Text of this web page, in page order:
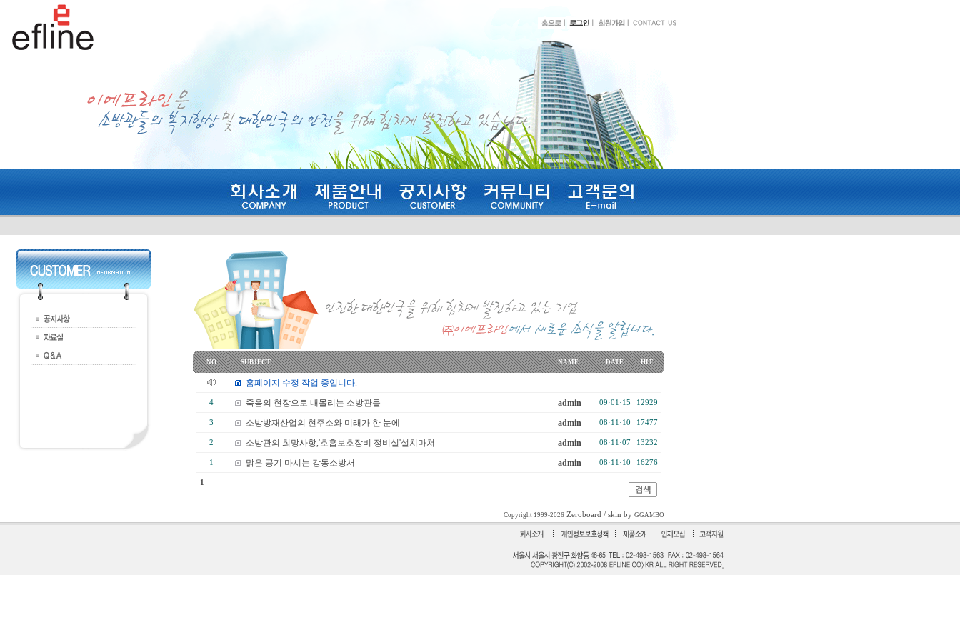
NO SUBJECT NAME DATE HIT
홈페이지 수정 작업 중입니다.
4 죽음의 현장으로 내몰리는 소방관들 admin 09·01·15 12929
3 소방방재산업의 현주소와 미래가 한 눈에 admin 08·11·10 17477
2 소방관의 희망사항,'호흡보호장비 정비실'설치마쳐 admin 08·11·07 13232
1 맑은 공기 마시는 강동소방서 admin 08·11·10 16276
1
Copyright 1999-2026 Zeroboard / skin by GGAMBO